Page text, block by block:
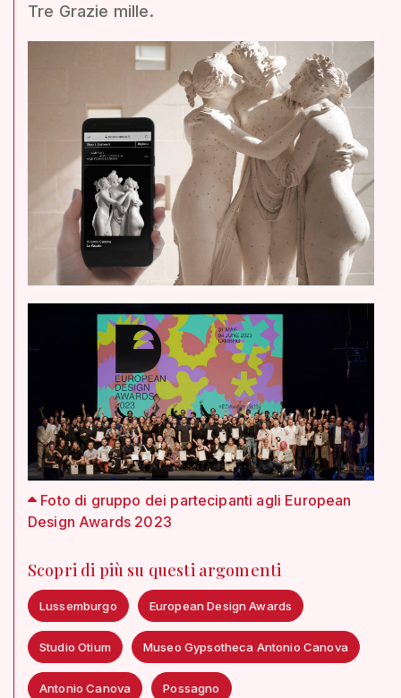
Tre Grazie mille.
Foto di gruppo dei partecipanti agli European
Design Awards 2023
Scopri di più su questi argomenti
Lussemburgo European Design Awards
Studio Otium Museo Gypsotheca Antonio Canova
Antonio Canova Possagno